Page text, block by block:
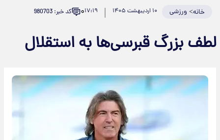
خانه> ورزشی ۱۰ اردیبهشت ۱۴۰۵ ۱۷:۱۹۰ کد خبر: 980703
لطف بزرگ قبرسی‌ها به استقلال